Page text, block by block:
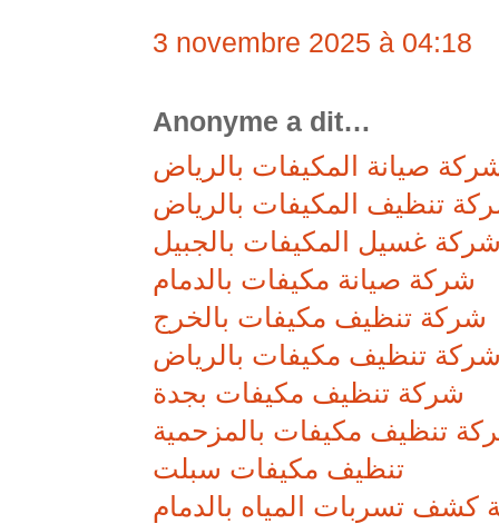
3 novembre 2025 à 04:18
Anonyme a dit…
صيانة المكيفات بالرياض
تنظيف المكيفات بالرياض
غسيل المكيفات بالجبيل
شركة صيانة مكيفات بالدمام
شركة تنظيف مكيفات بالخرج
تنظيف مكيفات بالرياض
شركة تنظيف مكيفات بجدة
تنظيف مكيفات بالمزحمية
تنظيف مكيفات سبلت
كشف تسربات المياه بالدمام